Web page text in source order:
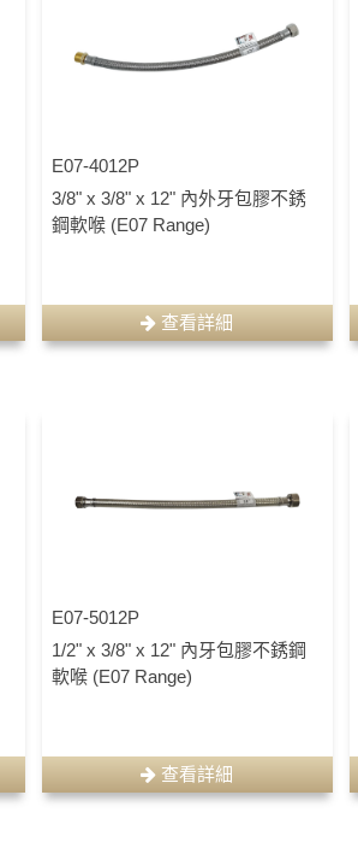
E07-4012P
3/8" x 3/8" x 12" 內外牙包膠不銹
鋼軟喉 (E07 Range)
查看詳細
E07-5012P
1/2" x 3/8" x 12" 內牙包膠不銹鋼
軟喉 (E07 Range)
查看詳細